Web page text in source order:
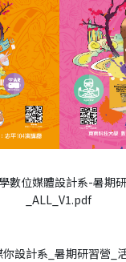
數位媒體設計系-暑期
_ALL_V1.pdf
設計系_暑期研習營_